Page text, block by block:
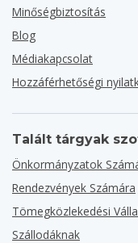
Minőségbiztosítás
Blog
Médiakapcsolat
Hozzáférhetőségi
Talált tárgyak
Önkormányzatok
Rendezvények Számára
Tömegközlekedési
Szállodáknak